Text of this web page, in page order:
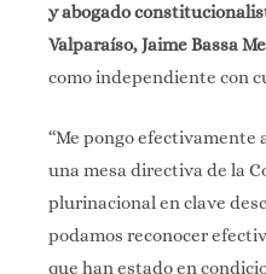
y abogado
Valparaíso, Jaime Bassa
como independiente con
“Me pongo
una mesa directiva de la
plurinacional en clave
podamos reconocer
que han estado en